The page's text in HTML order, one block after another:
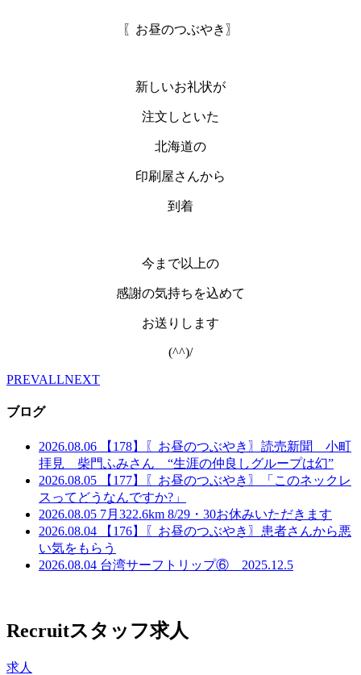
〖お昼のつぶやき〗
新しいお礼状が
注文しといた
北海道の
印刷屋さんから
到着
今まで以上の
感謝の気持ちを込めて
お送りします
(^^)/
PREVALLNEXT
ブログ
2026.08.06
【178】〖お昼のつぶやき〗読売新聞 小町
拝見 柴門ふみさん “生涯の仲良しグループは幻”
2026.08.05
【177】〖お昼のつぶやき〗「このネックレ
スってどうなんですか?」
2026.08.05 7月322.6km 8/29・30お休みいただきます
2026.08.04
【176】〖お昼のつぶやき〗患者さんから悪
い気をもらう
2026.08.04 台湾サーフトリップ⑥ 2025.12.5
Recruitスタッフ求人
求人